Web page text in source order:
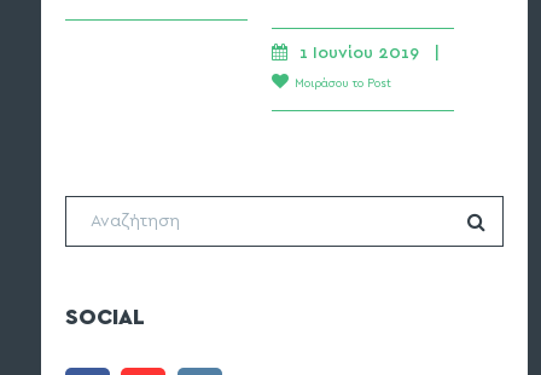
1 Ιουνίου 2019   |
Μοιράσου το Post
SOCIAL